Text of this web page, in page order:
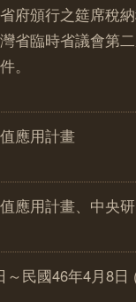
府頒行之筵席稅
省臨時省議會第
。
應用計畫
應用計畫、中央
民國46年4月8日